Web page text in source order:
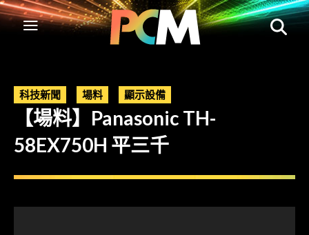
科技新聞 場料 顯示設備
【場料】Panasonic TH-
58EX750H 平三千